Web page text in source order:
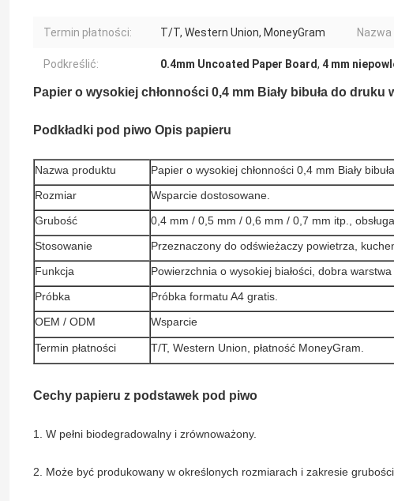
Termin płatności: T/T, Western Union, MoneyGram
Podkreślić: 0.4mm Uncoated Paper Board, 4 mm
Papier o wysokiej chłonności 0,4 mm Biały bibuła do druku
Podkładki pod piwo Opis papieru
Nazwa produktu
Papier o wysokiej chłonności 0,4 mm Biały
Rozmiar
Wsparcie dostosowane.
Grubość
0,4 mm / 0,5 mm / 0,6 mm / 0,7 mm itp.,
Stosowanie
Przeznaczony do odświeżaczy powietrza,
Funkcja
Powierzchnia o wysokiej białości, dobra warstwa
Próbka
Próbka formatu A4 gratis.
OEM / ODM
Wsparcie
Termin płatności T/T, Western Union, płatność MoneyGram.
Cechy papieru z podstawek pod piwo
1. W pełni biodegradowalny i zrównoważony.
2. Może być produkowany w określonych rozmiarach i zakresie